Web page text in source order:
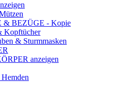
& BEZÜGE - Kopie
Kopftücher
& Sturmmasken
anzeigen